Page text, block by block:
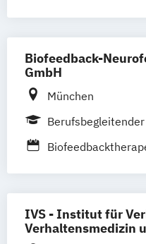
Fachlehrer für
Geprüfter
Kursleiter
Biofeedback-
GmbH
München
Neurofeedback)
IVS - Institut für
Verhaltensmedizin